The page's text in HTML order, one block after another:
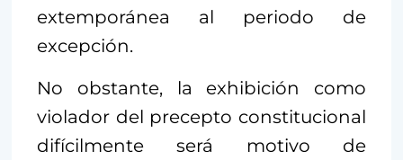
extemporánea al periodo de
excepción.
No obstante, la exhibición como
violador del precepto constitucional
difícilmente será motivo de